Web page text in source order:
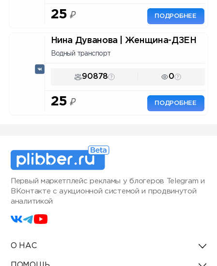
25 ₽ ПОДРОБНЕЕ
Нина Дуванова | Женщина-ДЗЕН
Водный транспорт
90878 0
25 ₽ ПОДРОБНЕЕ
Первый маркетплейс рекламы у блогеров Telegram и
ВКонтакте с аукционной системой и продвинутой
аналитикой
О НАС